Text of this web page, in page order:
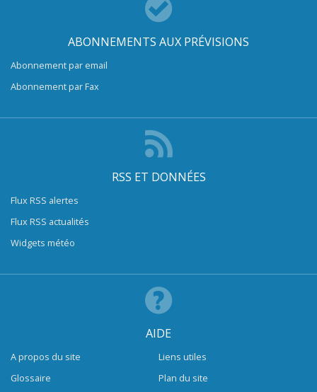
ABONNEMENTS AUX PRÉVISIONS
Abonnement par email
Abonnement par Fax
RSS ET DONNÉES
Flux RSS alertes
Flux RSS actualités
Widgets météo
AIDE
A propos du site
Glossaire
Liens utiles
Plan du site